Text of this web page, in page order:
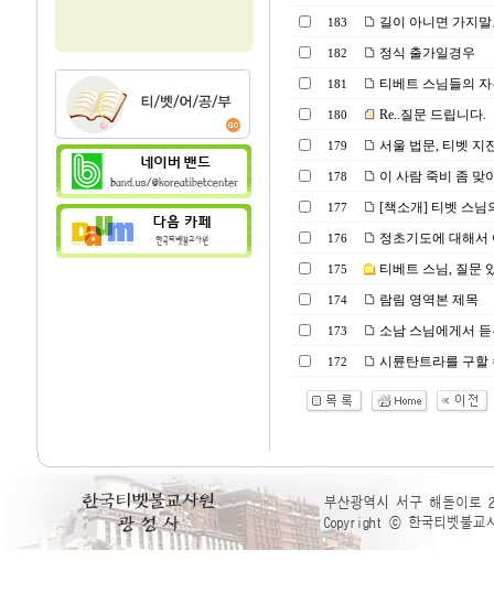
183 길이 아니면 가지
182 정식 출가일경우
181 티베트 스님들의
180 Re..질문 드립니다.
179 서울 법문, 티벳 지
178 이 사람 죽비 좀 맞
177 [책소개] 티벳 스님
176 정초기도에 대해서
175 티베트 스님, 질문
174 람림 영역본 제목
173 소남 스님에게서
172 시륜탄트라를 구할